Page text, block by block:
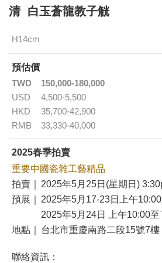
清 白玉蒼龍教子觥
H14cm
預估價
TWD
150,000-180,000
USD
4,500-5,500
HKD
35,700-42,900
RMB
33,330-40,000
2025春季拍賣
重要中國瓷雜工藝精品
拍賣｜
2025年5月25日(星期日)
預展｜
2025年5月17-23日上午
2025年5月24日 上午10:00
地點｜
台北市重慶南路二段15號7
聯絡資訊：